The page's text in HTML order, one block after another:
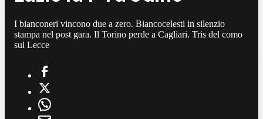
I bianconeri vincono due a zero. Biancocelesti in silenzio
stampa nel post gara. Il Torino perde a Cagliari. Tris del como
sul Lecce